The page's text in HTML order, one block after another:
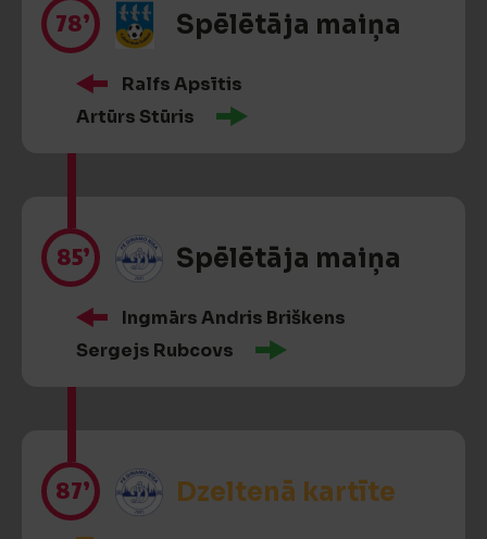
78’ Spēlētāja maiņa
Ralfs Apsītis
Artūrs Stūris
85’ Spēlētāja maiņa
Ingmārs Andris Briškens
Sergejs Rubcovs
87’ Dzeltenā kartīte